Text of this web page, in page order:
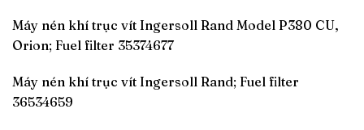
Máy nén khí trục vít Ingersoll Rand Model P380 CU,
Orion; Fuel filter 35374677
Máy nén khí trục vít Ingersoll Rand; Fuel filter
36534659